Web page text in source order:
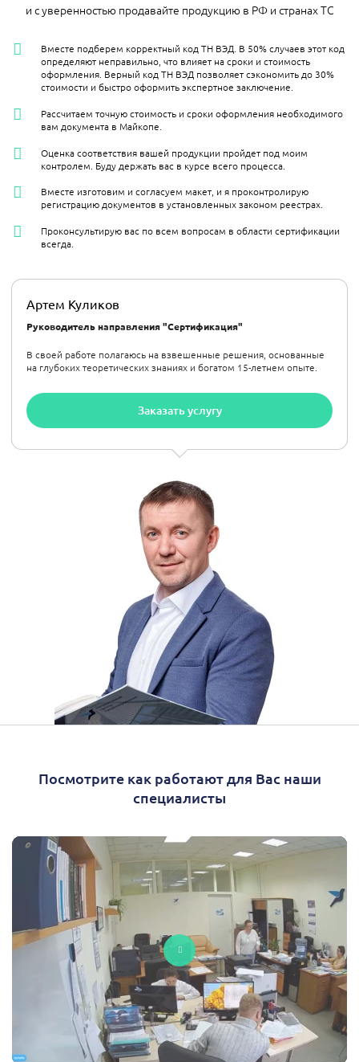
и с уверенностью продавайте продукцию в РФ и странах ТС
Артем Куликов
Руководитель направления "Сертификация"
В своей работе полагаюсь на взвешенные решения, основанные
на глубоких теоретических знаниях и богатом 15-летнем опыте.
Заказать услугу
Вместе подберем корректный код ТН ВЭД. В 50% случаев этот код
определяют неправильно, что влияет на сроки и стоимость
оформления. Верный код ТН ВЭД позволяет сэкономить до 30%
стоимости и быстро оформить экспертное заключение.
Рассчитаем точную стоимость и сроки оформления необходимого
вам документа в Майкопе.
Оценка соответствия вашей продукции пройдет под моим
контролем. Буду держать вас в курсе всего процесса.
Вместе изготовим и согласуем макет, и я проконтролирую
регистрацию документов в установленных законом реестрах.
Проконсультирую вас по всем вопросам в области сертификации
всегда.
Посмотрите как работают для Вас наши
специалисты